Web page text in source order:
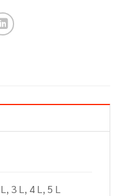
3 L, 4 L, 5 L